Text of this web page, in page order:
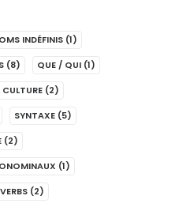
INDÉFINIS (1)
(8) QUE / QUI (1)
(2)
SYNTAXE (5)
(2)
(1)
VERBS (2)